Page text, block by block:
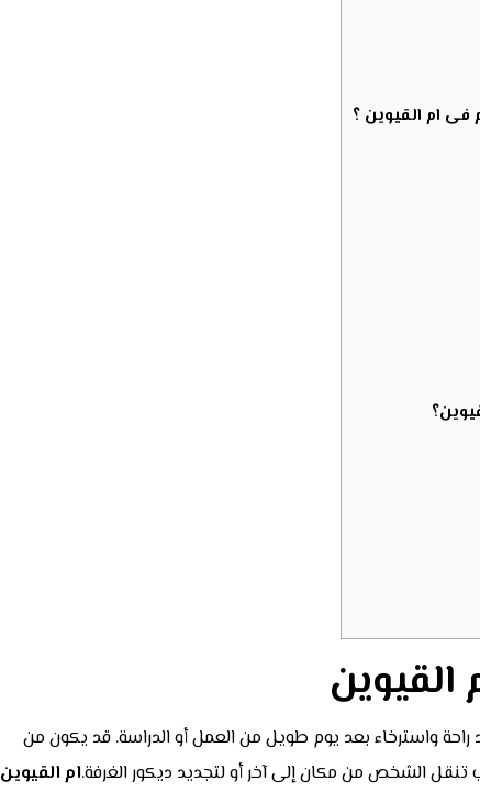
ام القيوين ؟
راحة واسترخاء بعد يوم طويل من العمل أو الدراسة. قد يكون من
الشخص من مكان إلى آخر أو لتجديد ديكور الغرفة.ام القيوين